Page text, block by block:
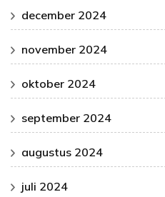
december 2024
november 2024
oktober 2024
september 2024
augustus 2024
juli 2024